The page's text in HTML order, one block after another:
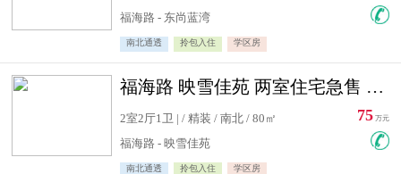
福海路 - 东尚蓝湾
南北通透 拎包入住 学区房
福海路 映雪佳苑 两室住宅急售 可公积金贷款
2室2厅1卫 | / 精装 / 南北 / 80㎡
福海路 - 映雪佳苑
南北通透 拎包入住 学区房
75 万元